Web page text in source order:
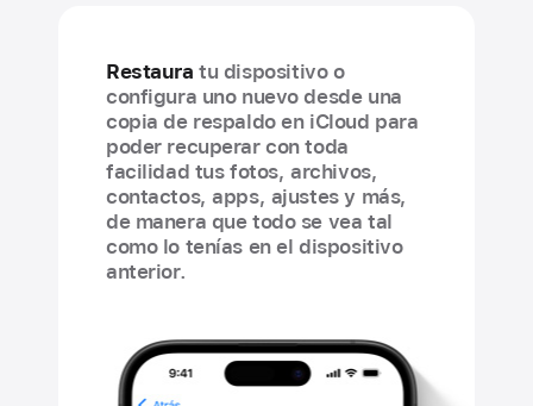
Restaura tu dispositivo o
configura uno nuevo desde una
copia de respaldo en iCloud para
poder recuperar con toda
facilidad tus fotos, archivos,
contactos, apps, ajustes y más,
de manera que todo se vea tal
como lo tenías en el dispositivo
anterior.